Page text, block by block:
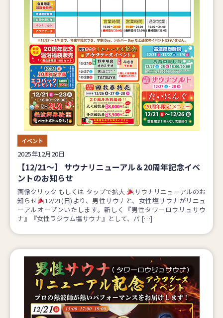
イベント
2025年12月20日
【12/21～】 サウナリニューアル＆20周年記念イベ
ントのお知らせ
画像クリック もしくは タップで拡大
サウナリニューアルのお
知らせ
12/21(日)より、男性サウナと、女性塩サウナがリニュ
ーアルオープンいたします。新しく『男性タワーロウリュサウ
ナ』『女性ラジウム塩サウナ』として、パ […]